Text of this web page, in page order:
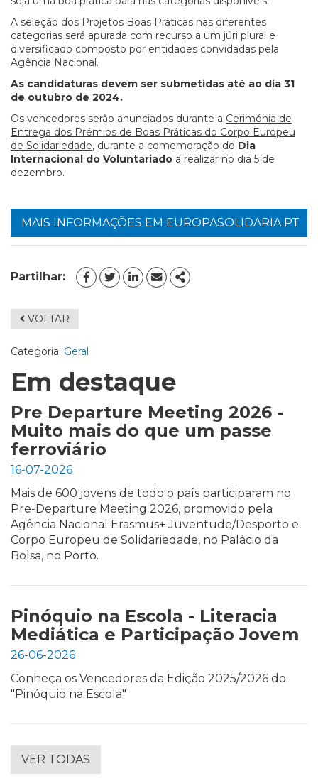
A seleção dos Projetos Boas Práticas nas diferentes
categorias será apurada com recurso a um júri plural e
diversificado composto por entidades convidadas pela
Agência Nacional.
As candidaturas devem ser submetidas até ao dia 31
de outubro de 2024.
Os vencedores serão anunciados durante a Cerimónia de
Entrega dos Prémios de Boas Práticas do Corpo Europeu
de Solidariedade, durante a comemoração do Dia
Internacional do Voluntariado a realizar no dia 5 de
dezembro.
MAIS INFORMAÇÕES EM EUROPASOLIDARIA.PT
Partilhar:
FACEBOOK
TWITTERLINKEDIN
EMAILSHARE
VOLTAR
Categoria: Geral
Em destaque
Pre Departure Meeting 2026 -
Muito mais do que um passe
ferroviário
16-07-2026
Mais de 600 jovens de todo o país participaram no
Pre-Departure Meeting 2026, promovido pela
Agência Nacional Erasmus+ Juventude/Desporto e
Corpo Europeu de Solidariedade, no Palácio da
Bolsa, no Porto.
Pinóquio na Escola - Literacia
Mediática e Participação Jovem
26-06-2026
Conheça os Vencedores da Edição 2025/2026 do
"Pinóquio na Escola"
VER TODAS